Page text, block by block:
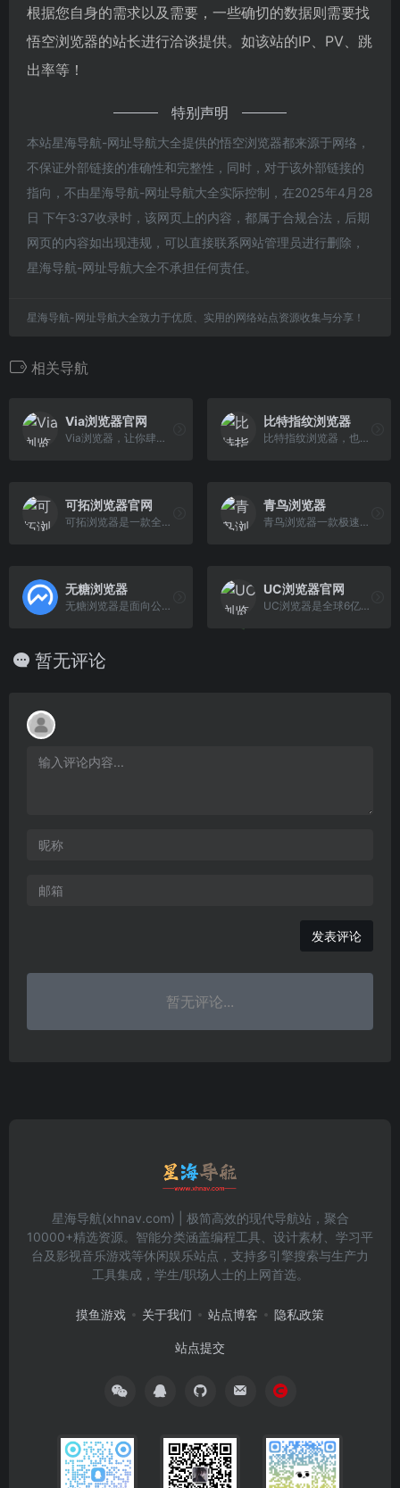
根据您自身的需求以及需要，一些确切的数据则需要找
悟空浏览器的站长进行洽谈提供。如该站的IP、PV、跳
出率等！
特别声明
本站星海导航-网址导航大全提供的悟空浏览器都来源于网络，
不保证外部链接的准确性和完整性，同时，对于该外部链接的
指向，不由星海导航-网址导航大全实际控制，在2025年4月28
日 下午3:37收录时，该网页上的内容，都属于合规合法，后期
网页的内容如出现违规，可以直接联系网站管理员进行删除，
星海导航-网址导航大全不承担任何责任。
星海导航-网址导航大全致力于优质、实用的网络站点资源收集与分享！
相关导航
Via浏览器官网
Via浏览器，让你肆意享用简洁清爽、快速高效的手机浏览器。充分发挥广告拦截、插件等先进技术，达到”简单””好用”的设计初衷。
比特指纹浏览器
比特指纹浏览器，也是防关联指纹浏览器、跨境电商浏览器，能多开浏览器窗口、多登账号，防关联和防封号，跨境账号的安全管理专家，轻松管理您的跨境大生意，真正做到防关联封号的超级浏览器、跨境电商指纹浏览器！
可拓浏览器官网
可拓浏览器是一款全功能移动端浏览器 支持火狐/谷歌拓展插件 拥有聚合搜索引擎 畅快的浏览体验 并拥有插件、窗口化、嗅探、等有趣新奇的功能的独立开发者作品。
青鸟浏览器
青鸟浏览器一款极速，安全，无广告弹窗的浏览器
无糖浏览器
无糖浏览器是面向公安民警开发的专用浏览器，可实现对网站、IP、手机APP、人员、通话、银行卡、互联网数据等多维度的侦查支撑，为基层侦查人员办案赋能。
UC浏览器官网
UC浏览器是全球6亿用户共同选择的智能手机浏览器，登陆UC官网免费下载UC浏览器安卓版/iPhone版，给您超快感的上网体验！
暂无评论
发表评论
暂无评论...
星海导航(xhnav.com) | 极简高效的现代导航站，聚合
10000+精选资源。智能分类涵盖编程工具、设计素材、学习平
台及影视音乐游戏等休闲娱乐站点，支持多引擎搜索与生产力
工具集成，学生/职场人士的上网首选。
摸鱼游戏 关于我们 站点博客 隐私政策
站点提交